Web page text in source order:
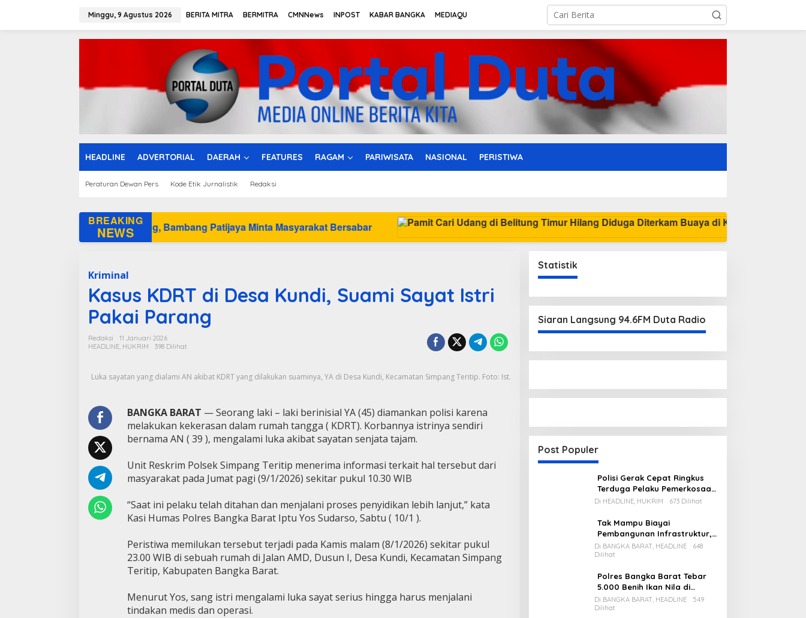
Minggu, 9 Agustus 2026 BERITA MITRA BERMITRA CMNNews INPOST KABAR BANGKA MEDIAQU
HEADLINE ADVERTORIAL DAERAH FEATURES RAGAM PARIWISATA NASIONAL PERISTIWA
Peraturan Dewan Pers Kode Etik Jurnalistik Redaksi
BREAKING
NEWS
Belitung, Bambang Patijaya Minta Masyarakat Bersabar Pamit Cari Udang di
Kriminal
Kasus KDRT di Desa Kundi, Suami Sayat Istri
Pakai Parang
Redaksi
11 Januari 2026
HEADLINE, HUKRIM 398 Dilihat
Luka sayatan yang dialami AN akibat KDRT yang dilakukan suaminya, YA di Desa Kundi, Kecamatan Simpang Teritip. Foto: Ist.
BANGKA BARAT — Seorang laki – laki berinisial YA (45) diamankan polisi karena
melakukan kekerasan dalam rumah tangga ( KDRT). Korbannya istrinya sendiri
bernama AN ( 39 ), mengalami luka akibat sayatan senjata tajam.
Unit Reskrim Polsek Simpang Teritip menerima informasi terkait hal tersebut dari
masyarakat pada Jumat pagi (9/1/2026) sekitar pukul 10.30 WIB
“Saat ini pelaku telah ditahan dan menjalani proses penyidikan lebih lanjut,” kata
Kasi Humas Polres Bangka Barat Iptu Yos Sudarso, Sabtu ( 10/1 ).
Peristiwa memilukan tersebut terjadi pada Kamis malam (8/1/2026) sekitar pukul
23.00 WIB di sebuah rumah di Jalan AMD, Dusun I, Desa Kundi, Kecamatan Simpang
Teritip, Kabupaten Bangka Barat.
Menurut Yos, sang istri mengalami luka sayat serius hingga harus menjalani
tindakan medis dan operasi.
Statistik
Siaran Langsung 94.6FM Duta Radio
Post Populer
Polisi Gerak Cepat Ringkus
Terduga Pelaku Pemerkosaan
di Kecamatan Mentok
Di HEADLINE, HUKRIM 673 Dilihat
Tak Mampu Biayai
Pembangunan Infrastruktur,
Pemda Babar Rencana Utang
Rp65 M
Di BANGKA BARAT, HEADLINE
648
Dilihat
Polres Bangka Barat Tebar
5.000 Benih Ikan Nila di
Bozem Kampung Iklim
Di BANGKA BARAT, HEADLINE
549
Dilihat